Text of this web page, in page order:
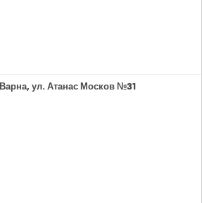
ул. Атанас Москов №31